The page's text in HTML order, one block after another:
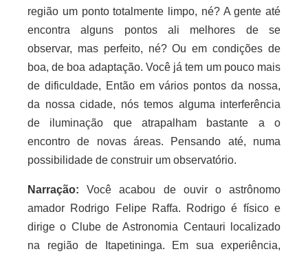
região um ponto totalmente limpo, né? A gente até
encontra alguns pontos ali melhores de se
observar, mas perfeito, né? Ou em condições de
boa, de boa adaptação. Você já tem um pouco mais
de dificuldade, Então em vários pontos da nossa,
da nossa cidade, nós temos alguma interferência
de iluminação que atrapalham bastante a o
encontro de novas áreas. Pensando até, numa
possibilidade de construir um observatório.
Narração:
Você acabou de ouvir o astrônomo
amador Rodrigo Felipe Raffa. Rodrigo é físico e
dirige o Clube de Astronomia Centauri localizado
na região de Itapetininga. Em sua experiência,